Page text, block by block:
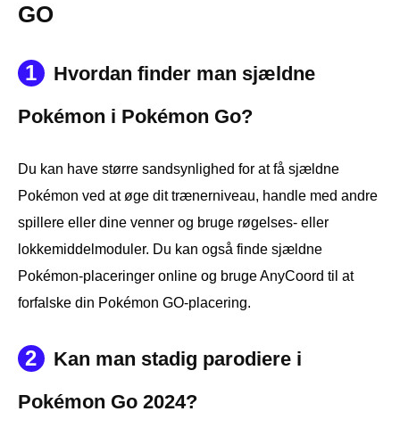
GO
1
Hvordan finder man sjældne
Pokémon i Pokémon Go?
Du kan have større sandsynlighed for at få sjældne
Pokémon ved at øge dit trænerniveau, handle med andre
spillere eller dine venner og bruge røgelses- eller
lokkemiddelmoduler. Du kan også finde sjældne
Pokémon-placeringer online og bruge AnyCoord til at
forfalske din Pokémon GO-placering.
2
Kan man stadig parodiere i
Pokémon Go 2024?